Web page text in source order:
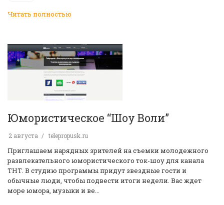
Читать полностью
Юмористическое “Шоу Воли”
2 августа telepropusk.ru
Приглашаем нарядных зрителей на съемки молодежного
развлекательного юмористического ток-шоу для канала
ТНТ. В студию программы придут звездные гости и
обычные люди, чтобы подвести итоги недели. Вас ждет
море юмора, музыки и ве…